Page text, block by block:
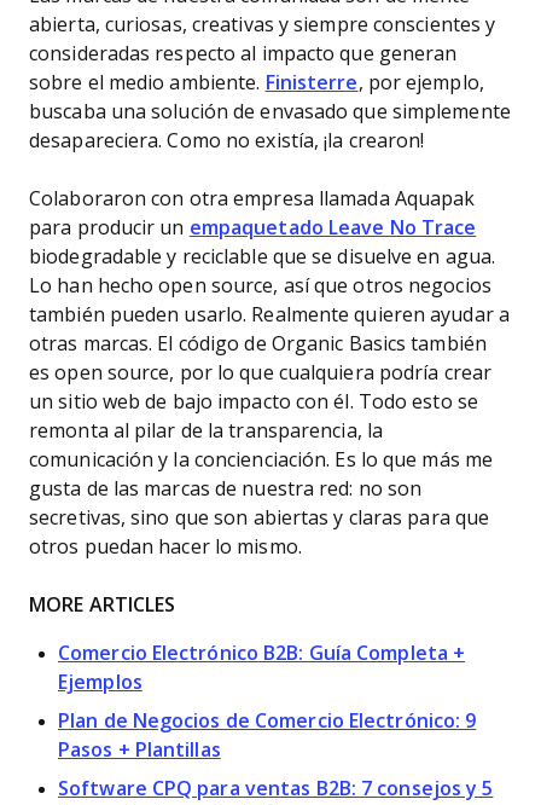
abierta, curiosas, creativas y siempre conscientes y
consideradas respecto al impacto que generan
sobre el medio ambiente. Finisterre, por ejemplo,
buscaba una solución de envasado que simplemente
desapareciera. Como no existía, ¡la crearon!
Colaboraron con otra empresa llamada Aquapak
para producir un empaquetado Leave No Trace
biodegradable y reciclable que se disuelve en agua.
Lo han hecho open source, así que otros negocios
también pueden usarlo. Realmente quieren ayudar a
otras marcas. El código de Organic Basics también
es open source, por lo que cualquiera podría crear
un sitio web de bajo impacto con él. Todo esto se
remonta al pilar de la transparencia, la
comunicación y la concienciación. Es lo que más me
gusta de las marcas de nuestra red: no son
secretivas, sino que son abiertas y claras para que
otros puedan hacer lo mismo.
MORE ARTICLES
Comercio Electrónico B2B: Guía Completa +
Ejemplos
Plan de Negocios de Comercio Electrónico: 9
Pasos + Plantillas
Software CPQ para ventas B2B: 7 consejos y 5